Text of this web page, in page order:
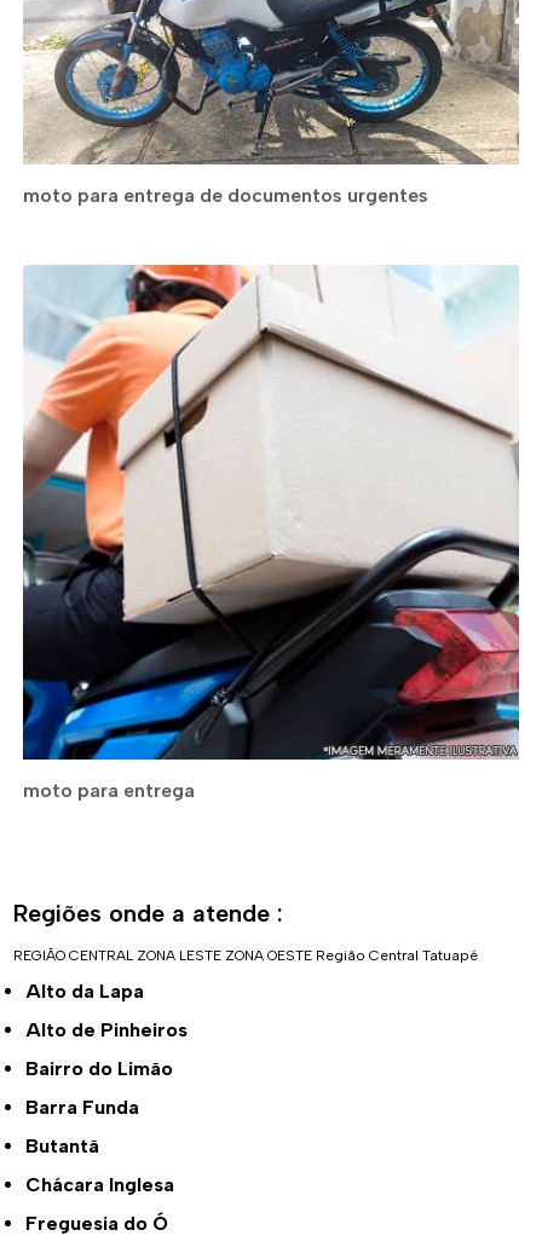
moto para entrega de documentos urgentes
moto para entrega
Regiões onde a atende :
REGIÃO CENTRAL ZONA LESTE ZONA OESTE Região Central Tatuapé
Alto da Lapa
Alto de Pinheiros
Bairro do Limão
Barra Funda
Butantã
Chácara Inglesa
Freguesia do Ó